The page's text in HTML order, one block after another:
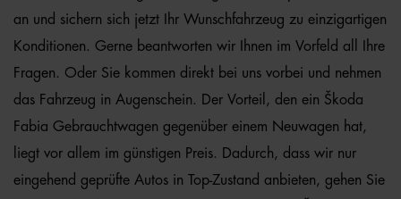
an und sichern sich jetzt Ihr Wunschfahrzeug zu einzigartigen
Konditionen. Gerne beantworten wir Ihnen im Vorfeld all Ihre
Fragen. Oder Sie kommen direkt bei uns vorbei und nehmen
das Fahrzeug in Augenschein. Der Vorteil, den ein Škoda
Fabia Gebrauchtwagen gegenüber einem Neuwagen hat,
liegt vor allem im günstigen Preis. Dadurch, dass wir nur
eingehend geprüfte Autos in Top-Zustand anbieten, gehen Sie